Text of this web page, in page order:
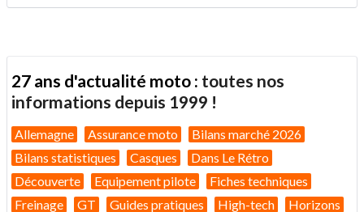
ami
27 ans d'actualité moto : toutes nos
informations depuis 1999 !
Allemagne Assurance moto
Bilans marché 2026
Bilans statistiques
Casques
Dans Le Rétro
Découverte
Equipement pilote
Fiches techniques
Freinage
GT Guides pratiques High-tech Horizons